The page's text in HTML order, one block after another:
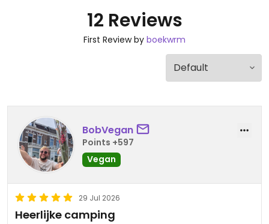
12 Reviews
First Review by boekwrm
BobVegan
Points +597
Vegan
29 Jul 2026
Heerlijke camping